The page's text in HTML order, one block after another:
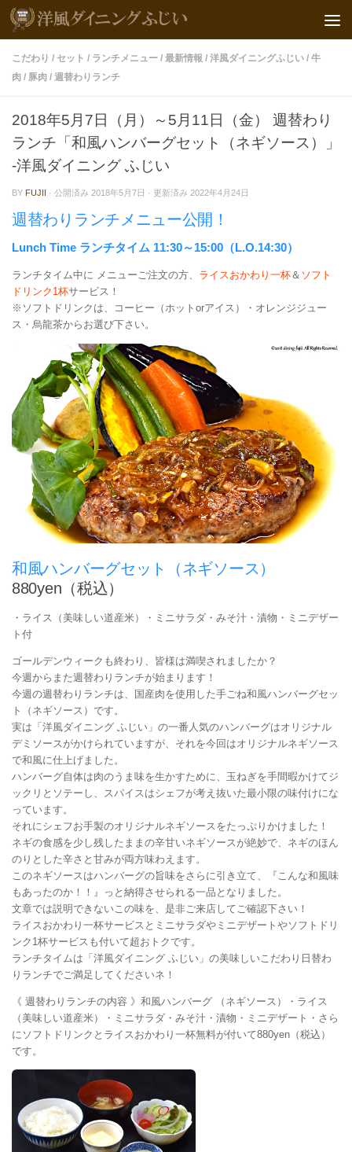
こだわり / セット / ランチメニュー / 最新情報 / 洋風ダイニングふじい / 牛
肉 / 豚肉 / 週替わりランチ
2018年5月7日（月）～5月11日（金） 週替わり
ランチ「和風ハンバーグセット（ネギソース）」
-洋風ダイニング ふじい
BY FUJII · 公開済み 2018年5月7日 · 更新済み 2022年4月24日
週替わりランチメニュー公開！
Lunch Time ランチタイム 11:30～15:00（L.O.14:30）
ランチタイム中に メニューご注文の方、 ライスおかわり一杯＆ ソフト
ドリンク1杯サービス！
※ソフトドリンクは、コーヒー（ホットorアイス）・オレンジジュー
ス・烏龍茶からお選び下さい。
和風ハンバーグセット（ネギソース）
880yen（税込）
・ライス（美味しい道産米）・ミニサラダ・みそ汁・漬物・ミニデザー
ト付
ゴールデンウィークも終わり、皆様は満喫されましたか？
今週からまた週替わりランチが始まります！
今週の週替わりランチは、国産肉を使用した手ごね和風ハンバーグセッ
ト（ネギソース）です。
実は「洋風ダイニング ふじい」の一番人気のハンバーグはオリジナル
デミソースがかけられていますが、それを今回はオリジナルネギソース
で和風に仕上げました。
ハンバーグ自体は肉のうま味を生かすために、玉ねぎを手間暇かけてジ
ックリとソテーし、スパイスはシェフが考え抜いた最小限の味付けにな
っています。
それにシェフお手製のオリジナルネギソースをたっぷりかけました！
ネギの食感を少し残したままの辛甘いネギソースが絶妙で、ネギのほん
のりとした辛さと甘みが両方味わえます。
このネギソースはハンバーグの旨味をさらに引き立て、『こんな和風味
もあったのか！！』っと納得させられる一品となりました。
文章では説明できないこの味を、是非ご来店してご確認下さい！
ライスおかわり一杯サービスとミニサラダやミニデザートやソフトドリ
ンク1杯サービスも付いて超おトクです。
ランチタイムは「洋風ダイニング ふじい」の美味しいこだわり日替わ
りランチでご満足してくださいネ！
《 週替わりランチの内容 》和風ハンバーグ （ネギソース）・ライス
（美味しい道産米）・ミニサラダ・みそ汁・漬物・ミニデザート・さら
にソフトドリンクとライスおかわり一杯無料が付いて880yen（税込）
です。